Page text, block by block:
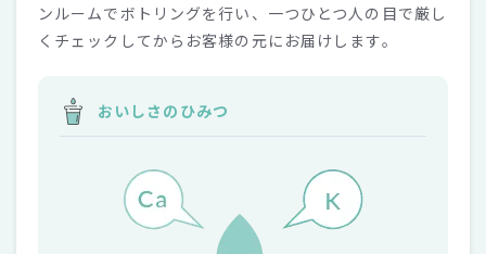
ンルームでボトリングを行い、一つひとつ人の目で厳し
くチェックしてからお客様の元にお届けします。
おいしさのひみつ